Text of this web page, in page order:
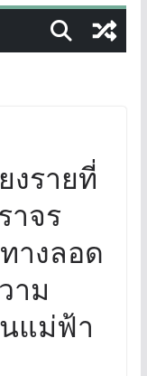
พิพิธภัณฑ์
สร้างสรรค์
งรายที่
าจร
างลอด
าม
แม่ฟ้า